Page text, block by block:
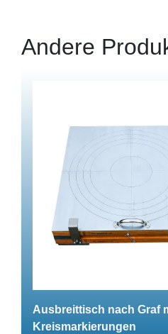
Andere
Ausbreittisch nach Graf
Kreismarkierungen